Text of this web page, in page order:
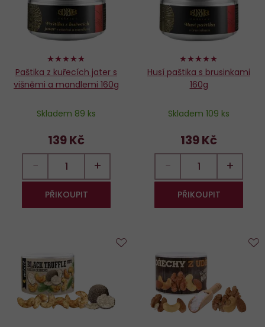
96%
Paštika z kuřecích jater s
višněmi a mandlemi 160g
Skladem 89 ks
139 Kč
− +
PŘIKOUPIT
98%
Husí paštika s brusinkami
160g
Skladem 109 ks
139 Kč
− +
PŘIKOUPIT
oblíbených